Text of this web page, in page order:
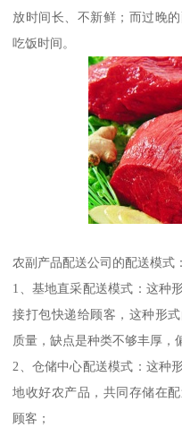
放时间长、不新鲜；而过晚
吃饭时间。
农副产品配送公司的配送模式：
1、基地直采配送模式：这种
接打包快递给顾客，这种形
质量，缺点是种类不够丰厚，
2、仓储中心配送模式：这种
地收好农产品，共同存储在
顾客；